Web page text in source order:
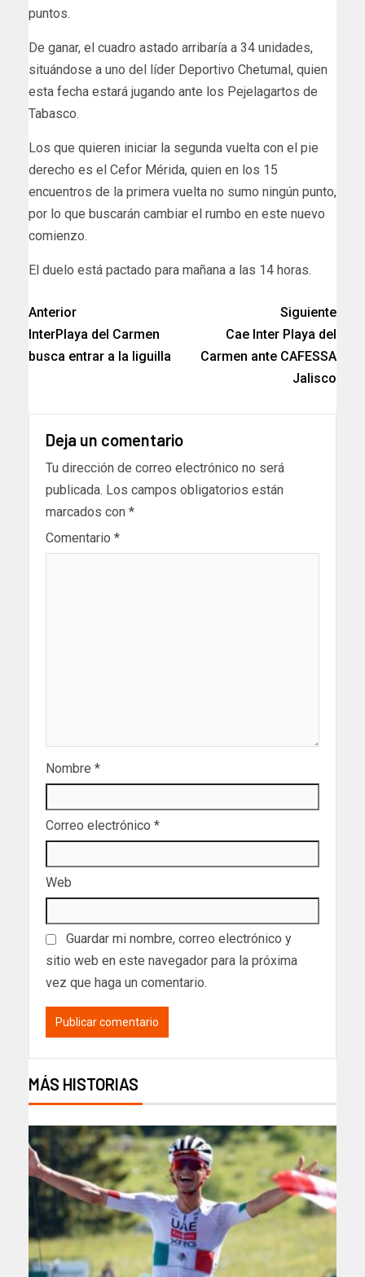
puntos.
De ganar, el cuadro astado arribaría a 34 unidades,
situándose a uno del líder Deportivo Chetumal, quien
esta fecha estará jugando ante los Pejelagartos de
Tabasco.
Los que quieren iniciar la segunda vuelta con el pie
derecho es el Cefor Mérida, quien en los 15
encuentros de la primera vuelta no sumo ningún punto,
por lo que buscarán cambiar el rumbo en este nuevo
comienzo.
El duelo está pactado para mañana a las 14 horas.
Anterior
InterPlaya del Carmen
busca entrar a la liguilla
Siguiente
Cae Inter Playa del
Carmen ante CAFESSA
Jalisco
Deja un comentario
Tu dirección de correo electrónico no será
publicada. Los campos obligatorios están
marcados con *
Comentario *
Nombre *
Correo electrónico *
Web
Guardar mi nombre, correo electrónico y
sitio web en este navegador para la próxima
vez que haga un comentario.
MÁS HISTORIAS